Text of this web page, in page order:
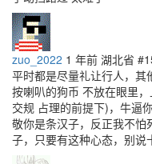
zuo_2022 1 年前 湖北省
平时都是尽量礼让行人，其
按喇叭的狗币 不放在眼里
交规 占理的前提下)，牛逼
敬你是条汉子，反正我不
子，只要有这种心态，别